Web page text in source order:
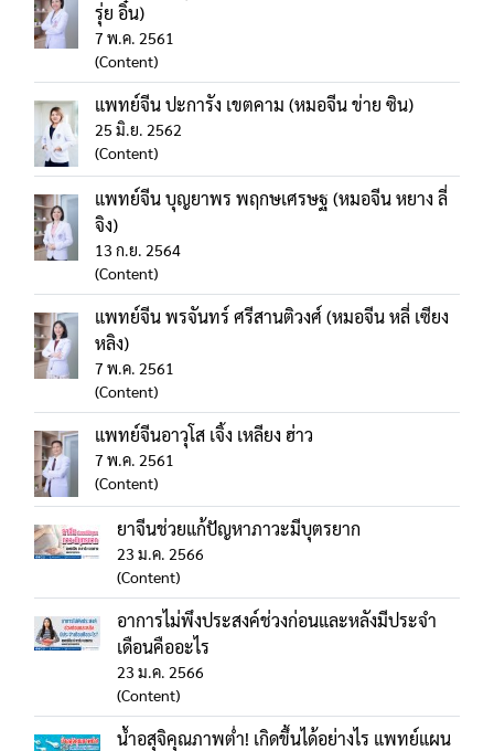
รุ่ย อิ๋น)
7 พ.ค. 2561
(Content)
แพทย์จีน ปะการัง เขตคาม (หมอจีน ข่าย ซิน)
25 มิ.ย. 2562
(Content)
แพทย์จีน บุญยาพร พฤกษเศรษฐ (หมอจีน หยาง ลี่
จิง)
13 ก.ย. 2564
(Content)
แพทย์จีน พรจันทร์ ศรีสานติวงศ์ (หมอจีน หลี่ เซียง
หลิง)
7 พ.ค. 2561
(Content)
แพทย์จีนอาวุโส เจิ้ง เหลียง ฮ่าว
7 พ.ค. 2561
(Content)
ยาจีนช่วยแก้ปัญหาภาวะมีบุตรยาก
23 ม.ค. 2566
(Content)
อาการไม่พึงประสงค์ช่วงก่อนและหลังมีประจำ
เดือนคืออะไร
23 ม.ค. 2566
(Content)
น้ำอสุจิคุณภาพต่ำ! เกิดขึ้นได้อย่างไร แพทย์แผน